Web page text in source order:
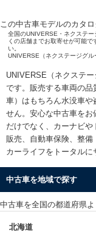
この中古車モデルのカタ
全国のUNIVERSE・ネクステ
くの店舗までお取寄せが可能で
い。
UNIVERSE（ネクステージグ
UNIVERSE（ネクステ
です。販売する車両の
車）はもちろん水没車や
せん。安心な中古車をお
だけでなく、カーナビ
販売、自動車保険、整
カーライフをトータルに
中古車を地域で探す
中古車を全国の都道府県よ
北海道